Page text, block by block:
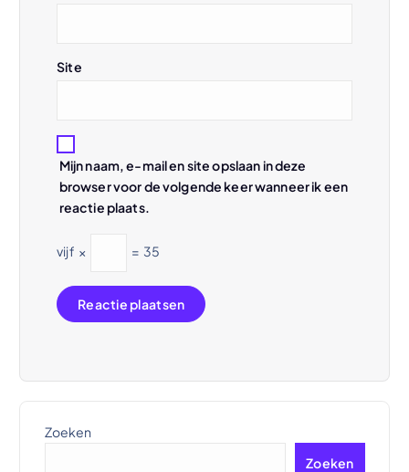
Site
Mijn naam, e-mail en site opslaan in deze
browser voor de volgende keer wanneer ik een
reactie plaats.
vijf × = 35
Zoeken
Zoeken